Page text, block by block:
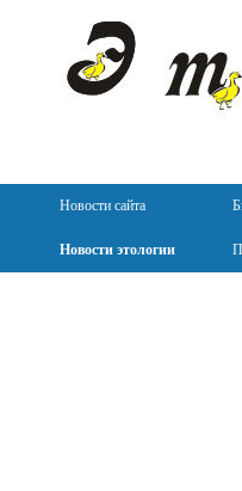
Новости сайта
Новости этологии